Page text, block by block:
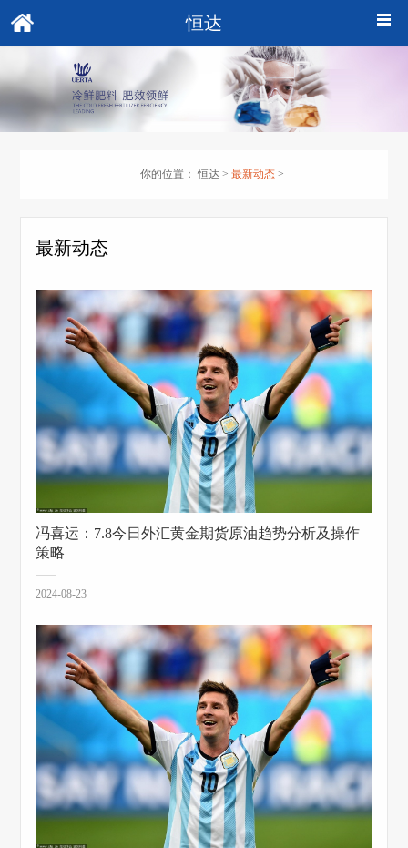
恒达
你的位置： 恒达 > 最新动态 >
最新动态
冯喜运：7.8今日外汇黄金期货原油趋势分析及操作
策略
2024-08-23